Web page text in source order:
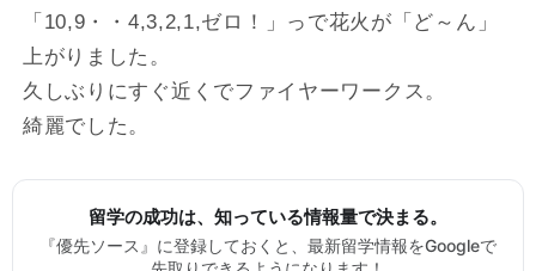
「10,9・・4,3,2,1,ゼロ！」っで花火が「ど～ん」
上がりました。
久しぶりにすぐ近くでファイヤーワークス。
綺麗でした。
留学の成功は、知っている情報量で決まる。
『優先ソース』に登録しておくと、最新留学情報をGoogleで